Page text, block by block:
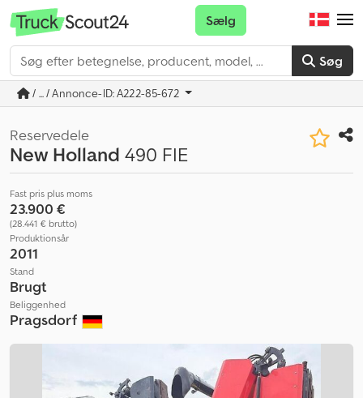
Søg
Sælg
/ ... / Annonce-ID: A222-85-672
Reservedele
New Holland 490 FIE
Fast pris plus moms
23.900 €
(28.441 € brutto)
Produktionsår
2011
Stand
Brugt
Beliggenhed
Pragsdorf